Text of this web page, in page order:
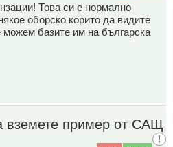
Това си е нормално
оборско корито да видите
можем базите им на българска
вземете пример от САЩ